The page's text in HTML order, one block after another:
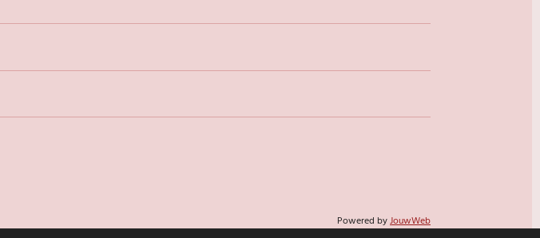
Powered byJouwWeb